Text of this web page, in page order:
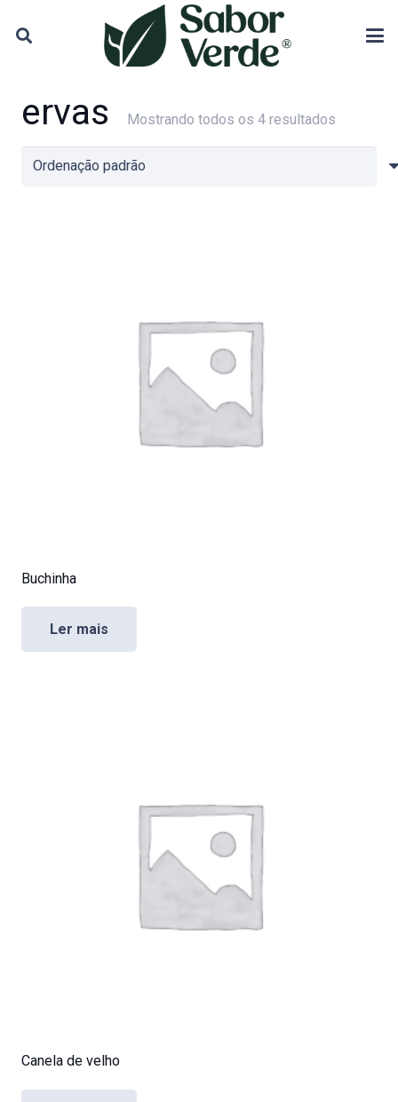
ervas Mostrando todos os 4 resultados
Buchinha
Ler mais
Canela de velho